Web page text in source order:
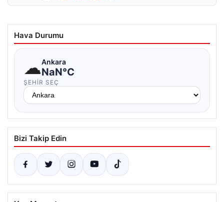
Hava Durumu
☁Ankara
NaN°C
ŞEHIR SEÇ
Bizi Takip Edin